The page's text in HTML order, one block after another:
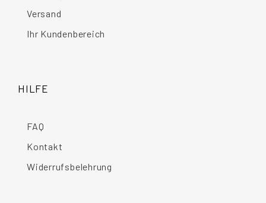
Versand
Ihr Kundenbereich
HILFE
FAQ
Kontakt
Widerrufsbelehrung